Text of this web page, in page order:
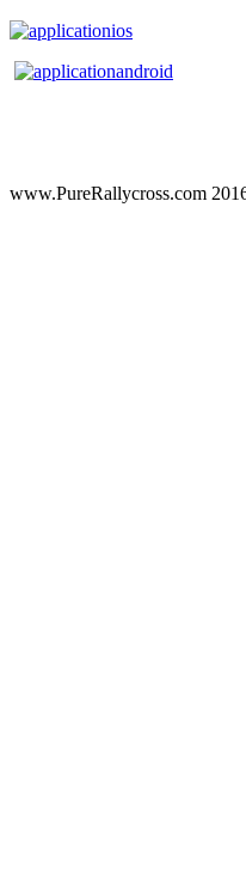
www.PureRallycross.com